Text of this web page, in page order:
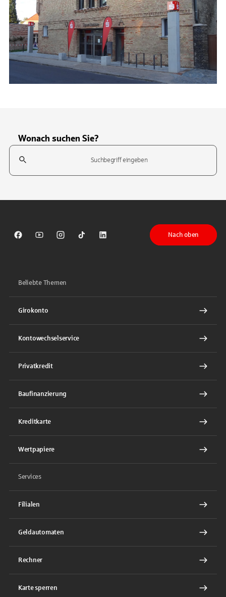
Wonach suchen Sie?
Suchfeld
Sparkasse auf Facebook
Sparkasse auf Youtube
Sparkasse auf Instagram
Sparkasse auf TikTok
Sparkasse auf LinkedIn
Nach oben
Beliebte Themen
Girokonto
Kontowechselservice
Privatkredit
Baufinanzierung
Kreditkarte
Wertpapiere
Services
Filialen
Geldautomaten
Rechner
Karte sperren